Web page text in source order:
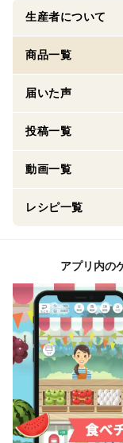
生産者について
商品一覧
届いた声
投稿一覧
動画一覧
レシピ一覧
アプリ内の